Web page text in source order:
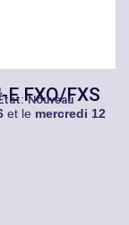
FXO/FXS
Nouveau
et le mercredi 12